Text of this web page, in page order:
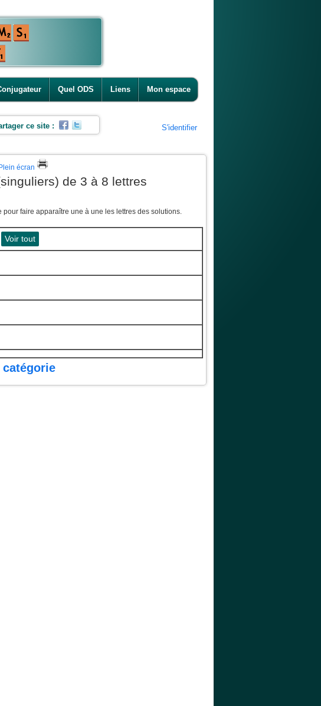
Quel ODS Liens Mon espace
ce site : S'identifier
Plein écran
de 3 à 8 lettres
faire apparaître une à une les lettres des solutions.
Voir tout
catégorie